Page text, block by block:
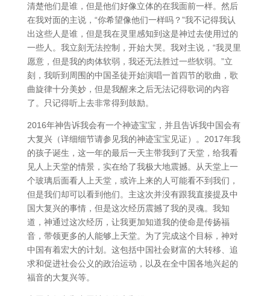
清楚他们是谁，但是他们好像立体的在我面前一样。然后
在我对面的主说，“你希望像他们一样吗？”我不记得我认
出这些人是谁，但是我在灵里感知到这是神过去使用过的
一些人。我立刻无法控制，开始大哭。我对主说，“我灵里
愿意，但是我的肉体软弱，我还无法胜过一些软弱。”立
刻，我听到周围的中国圣徒开始演唱一首四节的歌曲，歌
曲旋律十分美妙，但是我醒来之后无法记得歌词的内容
了。只记得听上去非常得到鼓励。
2016年神告诉我会有一个神迹宝宝，并且告诉我中国会有
大复兴（详细细节请参见我的神迹宝宝见证）。2017年我
的孩子诞生，这一年的最后一天主带我到了天堂，给我看
见人上天堂的情景，实在给了我极大地震撼。从天堂上一
个玻璃后面看人上天堂，或许上来的人可能看不到我们，
但是我们却可以看到他们。主这次并没有跟我直接提及中
国大复兴的事情，但是这次经历震撼了我的灵魂。我知
道，神通过这次经历，让我更加知道我的使命是传扬福
音，带领更多的人能够上天堂。为了完成这个目标，神对
中国有着宏大的计划。这包括中国社会财富的大转移、追
求和促进社会公义的政治运动，以及在全中国各地兴起的
福音的大复兴等。